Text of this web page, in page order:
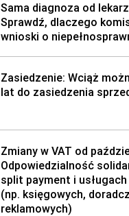
Sama diagnoza od
Sprawdź, dlaczego
wnioski o
Zasiedzenie: Wciąż
lat do zasiedzenia
Zmiany w VAT od
Odpowiedzialność
split payment i
(np. księgowych,
reklamowych)